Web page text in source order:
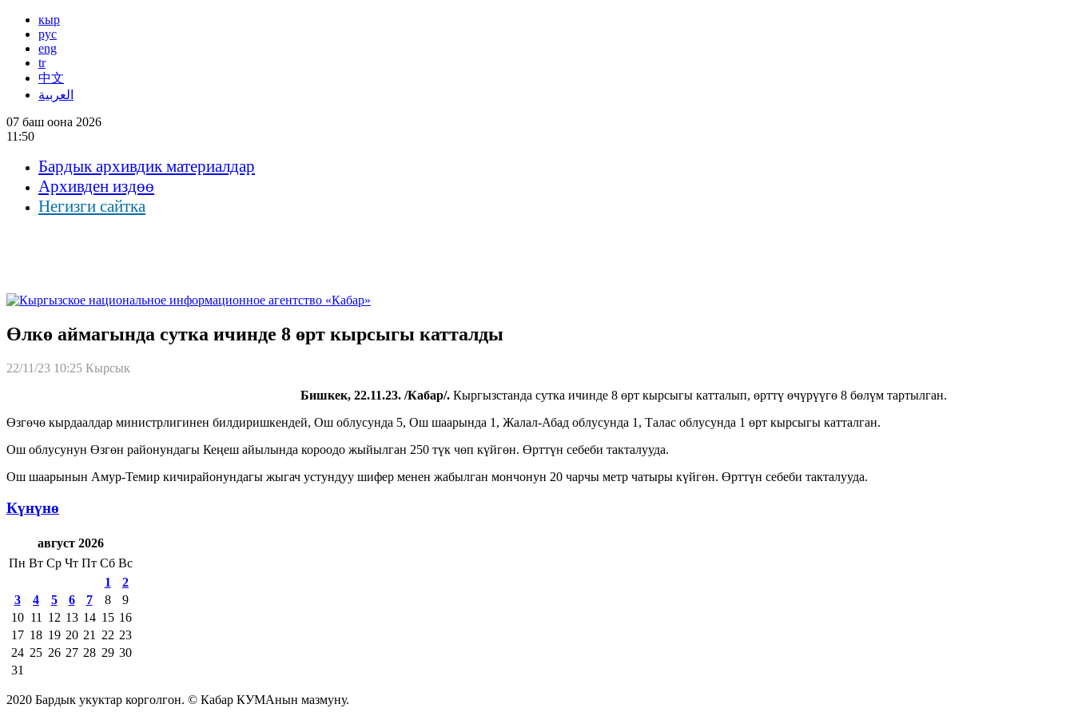
кыр
рус
eng
tr
中文
العربية
07 баш оона 2026
11:50
Бардык архивдик материалдар
Архивден издөө
Негизги сайтка
Өлкө аймагында сутка ичинде 8 өрт кырсыгы катталды
22/11/23 10:25 Кырсык
Бишкек, 22.11.23. /Кабар/. Кыргызстанда сутка ичинде 8 өрт кырсыгы катталып, өрттү өчүрүүгө 8 бөлүм тартылган.
Өзгөчө кырдаалдар министрлигинен билдиришкендей, Ош облусунда 5, Ош шаарында 1, Жалал-Абад облусунда 1, Талас облусунда 1 өрт кырсыгы катталган.
Ош облусунун Өзгөн районундагы Кеңеш айылында короодо жыйылган 250 түк чөп күйгөн. Өрттүн себеби такталууда.
Ош шаарынын Амур-Темир кичирайонундагы жыгач устундуу шифер менен жабылган мончонун 20 чарчы метр чатыры күйгөн. Өрттүн себеби такталууда.
Күнүнө
август 2026
Пн Вт Ср Чт Пт Сб Вс
1
2
3
4 5 6 7 8
9
10 11 12 13 14 15 16
17 18 19 20 21 22 23
24 25 26 27 28 29 30
31
2020 Бардык укуктар корголгон. © Кабар КУМАнын мазмуну.